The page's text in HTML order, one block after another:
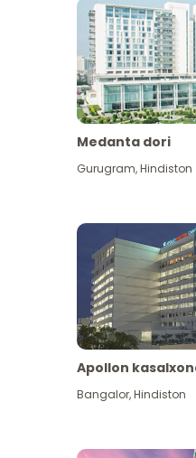
Medanta dori
Gurugram,Hindiston
Apollon
Bangalor,Hindiston